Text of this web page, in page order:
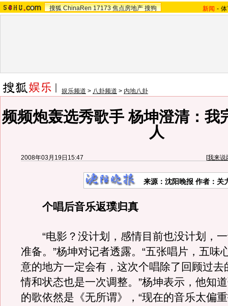
搜狐 ChinaRen 17173 焦点房地产 搜狗 新闻 -
娱乐频道 > 八卦频道 > 内地八卦
频频炮轰选秀歌手 杨坤澄清：我
人
2008年03月19日15:47 [我来说
来源：沈阳晚报 作者：关
个唱后音乐返璞归真
“电影？没计划，感情目前也没计划，一
准备。”杨坤对记者透露。“五张唱片，五味
意的地方一定会有，这次个唱除了回顾过去
情和状态也是一次调整。”杨坤表示，他知
的歌依然是《无所谓》，“现在的音乐太偏